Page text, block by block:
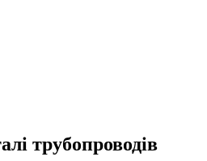
трубопроводів